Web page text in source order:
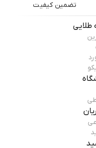
تضمین کیفیت
طلایی